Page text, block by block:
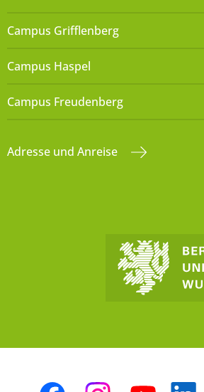
Campus Grifflenberg
Campus Haspel
Campus Freudenberg
Adresse und Anreise